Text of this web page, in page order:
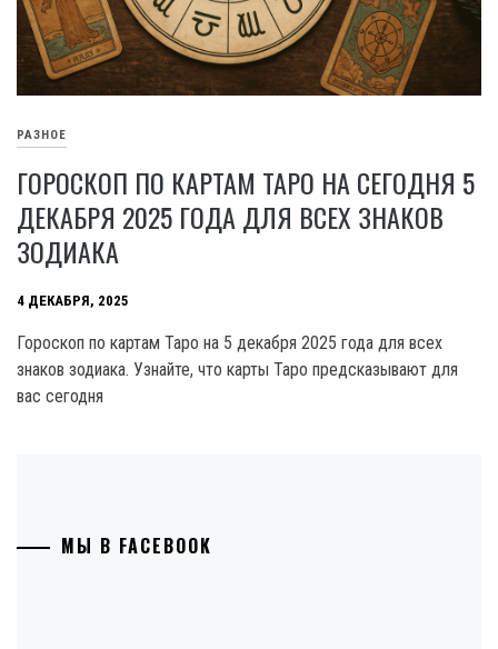
РАЗНОЕ
ГОРОСКОП ПО КАРТАМ ТАРО НА СЕГОДНЯ 5
ДЕКАБРЯ 2025 ГОДА ДЛЯ ВСЕХ ЗНАКОВ
ЗОДИАКА
4 ДЕКАБРЯ, 2025
Гороскоп по картам Таро на 5 декабря 2025 года для всех
знаков зодиака. Узнайте, что карты Таро предсказывают для
вас сегодня
МЫ В FACEBOOK